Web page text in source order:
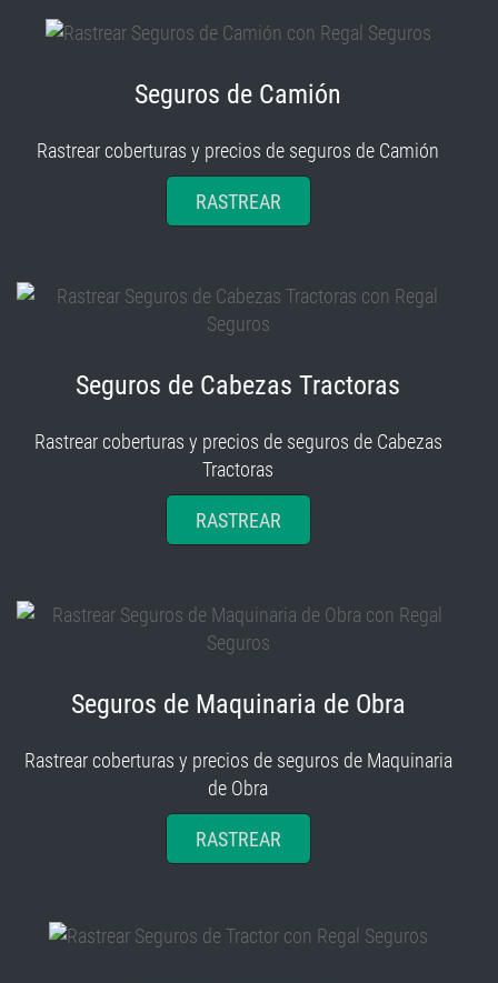
Seguros de Camión
Rastrear coberturas y precios de seguros de Camión
RASTREAR
Seguros de Cabezas Tractoras
Rastrear coberturas y precios de seguros de Cabezas
Tractoras
RASTREAR
Seguros de Maquinaria de Obra
Rastrear coberturas y precios de seguros de Maquinaria
de Obra
RASTREAR